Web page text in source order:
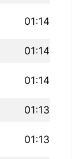
01:14 pm
01:14 pm
01:14 pm
01:13 pm
01:13 pm